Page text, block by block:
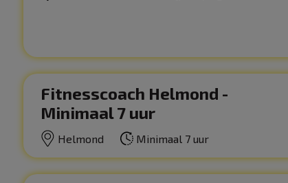
Fitnesscoach Helmond -
Minimaal 7 uur
Helmond Minimaal 7 uur